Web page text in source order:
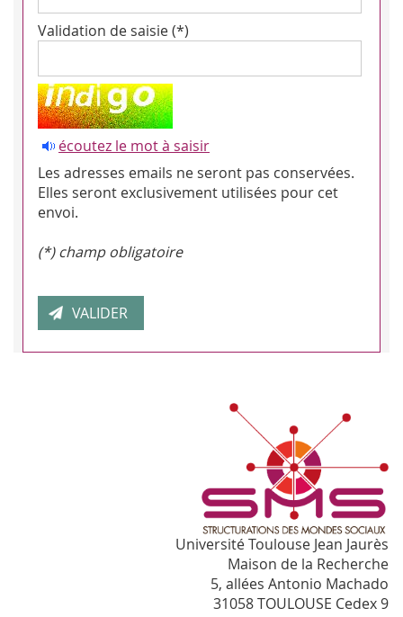
Validation de saisie (*)
écoutez le mot à saisir
Les adresses emails ne seront pas conservées.
Elles seront exclusivement utilisées pour cet
envoi.
(*) champ obligatoire
Université Toulouse Jean Jaurès
Maison de la Recherche
5, allées Antonio Machado
31058 TOULOUSE Cedex 9